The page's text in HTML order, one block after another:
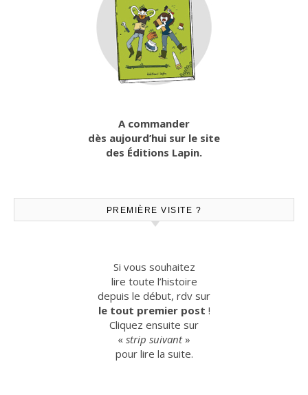
A commander
dès aujourd’hui sur le site
des Éditions Lapin.
PREMIÈRE VISITE ?
Si vous souhaitez
lire toute l’histoire
depuis le début, rdv sur
le tout premier post !
Cliquez ensuite sur
« strip suivant»
pour lire la suite.